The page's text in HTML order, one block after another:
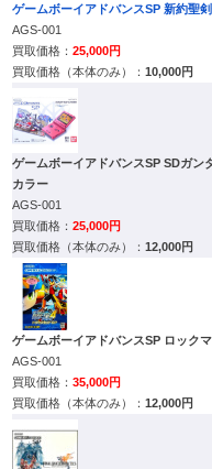
ゲームボーイアドバンスSP 新約聖
AGS-001
25,000円
10,000円
ゲームボーイアドバンスSP SDガン
カラー
AGS-001
25,000円
12,000円
ゲームボーイアドバンスSP ロック
AGS-001
35,000円
12,000円